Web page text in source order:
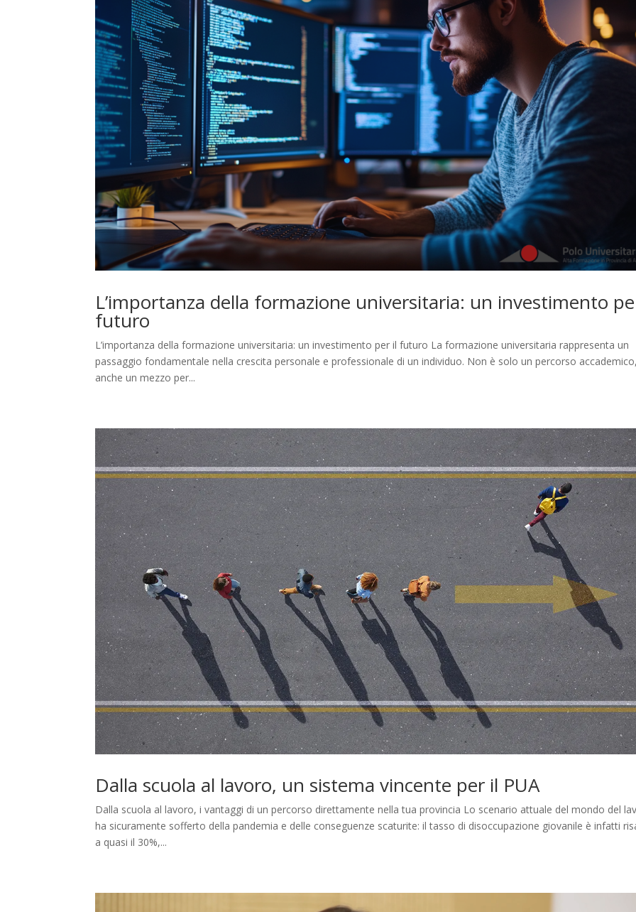
L’importanza della formazione universitaria: un investimento
futuro
L’importanza della formazione universitaria: un investimento per il futuro La formazione universitaria rappresenta un
passaggio fondamentale nella crescita personale e professionale di un individuo. Non è solo un percorso
anche un mezzo per...
Dalla scuola al lavoro, un sistema vincente per il PUA
Dalla scuola al lavoro, i vantaggi di un percorso direttamente nella tua provincia Lo scenario attuale del mondo del
ha sicuramente sofferto della pandemia e delle conseguenze scaturite: il tasso di disoccupazione giovanile è infatti
a quasi il 30%,...